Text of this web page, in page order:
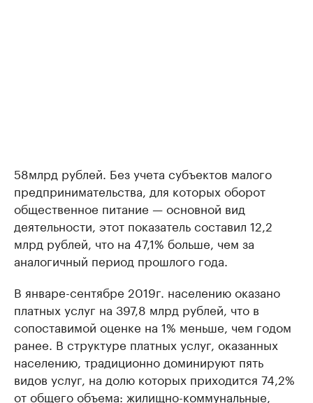
58млрд рублей. Без учета субъектов малого
предпринимательства, для которых оборот
общественное питание — основной вид
деятельности, этот показатель составил 12,2
млрд рублей, что на 47,1% больше, чем за
аналогичный период прошлого года.
В январе-сентябре 2019г. населению оказано
платных услуг на 397,8 млрд рублей, что в
сопоставимой оценке на 1% меньше, чем годом
ранее. В структуре платных услуг, оказанных
населению, традиционно доминируют пять
видов услуг, на долю которых приходится 74,2%
от общего объема: жилищно-коммунальные,